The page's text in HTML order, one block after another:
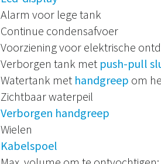
Alarm voor lege tank
Continue condensafvoer
Voorziening voor elektrische
Verborgen tank met push-pull
Watertank met handgreep om
Zichtbaar waterpeil
Verborgen handgreep
Wielen
Kabelspoel